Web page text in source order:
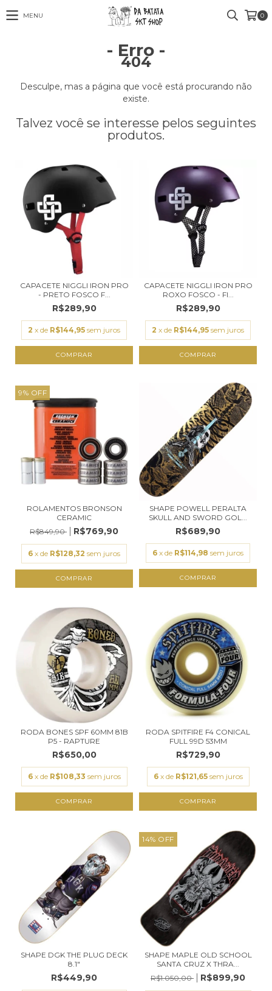
MENU 0
- Erro -
404
Desculpe, mas a página que você está procurando não
existe.
Talvez você se interesse pelos seguintes
produtos.
CAPACETE NIGGLI IRON PRO
- PRETO FOSCO F...
R$289,90
2 x de R$144,95 sem juros
COMPRAR
CAPACETE NIGGLI IRON PRO
ROXO FOSCO - FI...
R$289,90
2 x de R$144,95 sem juros
COMPRAR
9% OFF
ROLAMENTOS BRONSON
CERAMIC
R$849,90
R$769,90
6 x de R$128,32 sem juros
SHAPE POWELL PERALTA
SKULL AND SWORD GOL...
R$689,90
6 x de R$114,98 sem juros
COMPRAR
RODA BONES SPF 60MM 81B
P5 - RAPTURE
R$650,00
6 x de R$108,33 sem juros
COMPRAR
RODA SPITFIRE F4 CONICAL
FULL 99D 53MM
R$729,90
6 x de R$121,65 sem juros
COMPRAR
SHAPE DGK THE PLUG DECK
8.1"
R$449,90
14% OFF
SHAPE MAPLE OLD SCHOOL
SANTA CRUZ X THRA...
R$1.050,00
R$899,90